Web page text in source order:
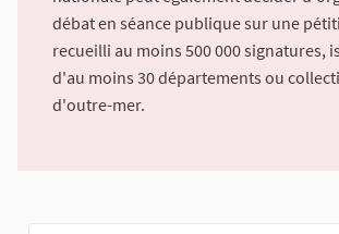
débat en séance publique sur une
recueilli au moins 500 000 signatures,
d'au moins 30 départements ou
d'outre-mer.